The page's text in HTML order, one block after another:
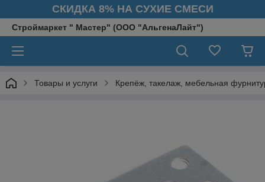
СКИДКА 8% НА СУХИЕ СМЕСИ
Строймаркет " Мастер" (ООО "АльгенаЛайт")
Товары и услуги Крепёж, такелаж, мебельная